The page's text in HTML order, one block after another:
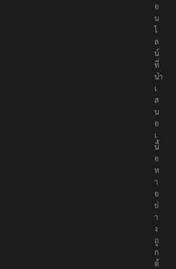
อ
น
ไ
ล
น์
ที่
นำ
เ
ส
น
อ
เ
นื้
อ
ห
า
อ
ย่
า
ง
ถู
ก
ต้